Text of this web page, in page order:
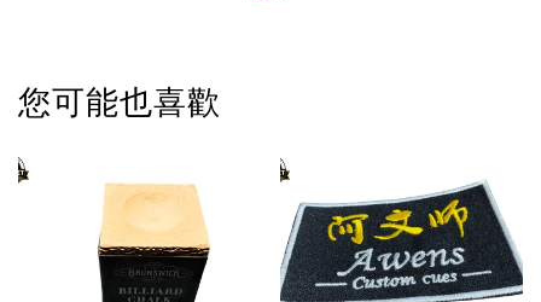
您可能也喜歡